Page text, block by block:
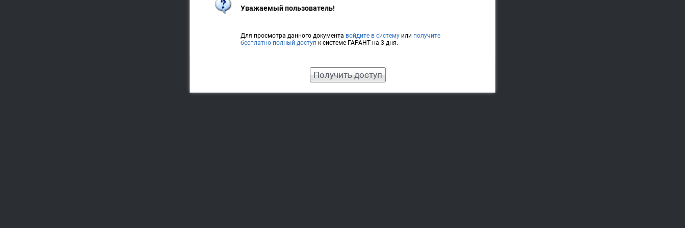
Уважаемый пользователь!
Для просмотра данного документа войдите в систему или получите
бесплатно полный доступ к системе ГАРАНТ на 3 дня.
Получить доступ